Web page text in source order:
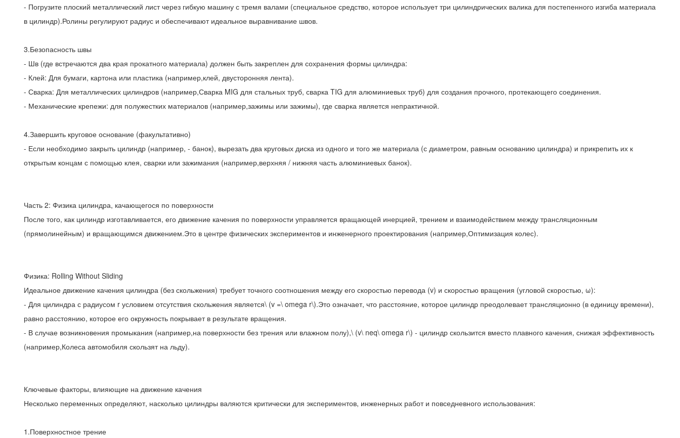
- Погрузите плоский металлический лист через гибкую машину с тремя валами (специальное средство, которое использует три цилиндрических валика для постепенного изгиба материала
в цилиндр).Ролины регулируют радиус и обеспечивают идеальное выравнивание швов.
3.Безопасность швы
- Шв (где встречаются два края прокатного материала) должен быть закреплен для сохранения формы цилиндра:
- Клей: Для бумаги, картона или пластика (например,клей, двусторонняя лента).
- Сварка: Для металлических цилиндров (например,Сварка MIG для стальных труб, сварка TIG для алюминиевых труб) для создания прочного, протекающего соединения.
- Механические крепежи: для полужестких материалов (например,зажимы или зажимы), где сварка является непрактичной.
4.Завершить круговое основание (факультативно)
- Если необходимо закрыть цилиндр (например, - банок), вырезать два круговых диска из одного и того же материала (с диаметром, равным основанию цилиндра) и прикрепить их к
открытым концам с помощью клея, сварки или зажимания (например,верхняя / нижняя часть алюминиевых банок).
Часть 2: Физика цилиндра, качающегося по поверхности
После того, как цилиндр изготавливается, его движение качения по поверхности управляется вращающей инерцией, трением и взаимодействием между трансляционным
(прямолинейным) и вращающимся движением.Это в центре физических экспериментов и инженерного проектирования (например,Оптимизация колес).
Физика: Rolling Without Sliding
Идеальное движение качения цилиндра (без скольжения) требует точного соотношения между его скоростью перевода (v) и скоростью вращения (угловой скоростью, ω):
- Для цилиндра с радиусом r условием отсутствия скольжения является\ (v =\ omega r\).Это означает, что расстояние, которое цилиндр преодолевает трансляционно (в единицу времени),
равно расстоянию, которое его окружность покрывает в результате вращения.
- В случае возникновения промыкания (например,на поверхности без трения или влажном полу),\ (v\ neq\ omega r\) - цилиндр скользится вместо плавного качения, снижая эффективность
(например,Колеса автомобиля скользят на льду).
Ключевые факторы, влияющие на движение качения
Несколько переменных определяют, насколько цилиндры валяются критически для экспериментов, инженерных работ и повседневного использования:
1.Поверхностное трение